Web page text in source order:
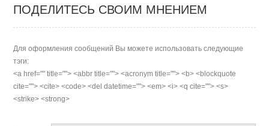
ПОДЕЛИТЕСЬ СВОИМ МНЕНИЕМ
Для оформления сообщений Вы можете использовать следующие
тэги:
<a href="" title=""> <abbr title=""> <acronym title=""> <b> <blockquote
cite=""> <cite> <code> <del datetime=""> <em> <i> <q cite=""> <s>
<strike> <strong>